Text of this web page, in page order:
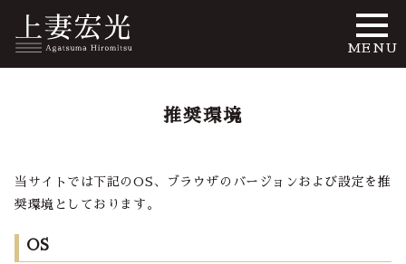
MENU
推奨環境
当サイトでは下記のOS、ブラウザのバージョンおよび設定を推
奨環境としております。
OS